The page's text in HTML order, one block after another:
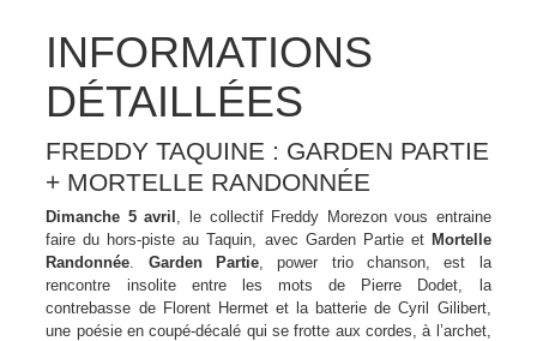
INFORMATIONS
DÉTAILLÉES
FREDDY TAQUINE : GARDEN PARTIE
+ MORTELLE RANDONNÉE
Dimanche 5 avril
, le collectif Freddy Morezon vous entraine
faire du hors-piste au Taquin, avec Garden Partie et Mortelle
Randonnée
Garden Partie , power trio chanson, est la
rencontre insolite entre les mots de Pierre Dodet, la
contrebasse de Florent Hermet et la batterie de Cyril Gilibert,
une poésie en coupé-décalé qui se frotte aux cordes, à l’archet,